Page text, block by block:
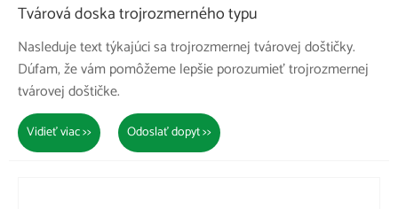
Tvárová doska trojrozmerného typu
Nasleduje text týkajúci sa trojrozmernej tvárovej doštičky.
Dúfam, že vám pomôžeme lepšie porozumieť trojrozmernej
tvárovej doštičke.
Vidieť viac >> Odoslať dopyt >>